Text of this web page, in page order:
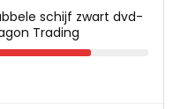
schijf zwart dvd-
Trading